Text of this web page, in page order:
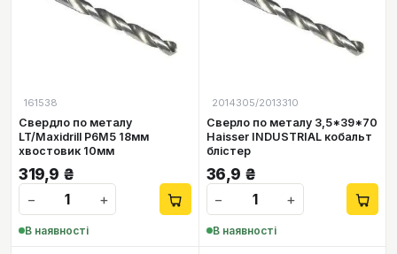
161538
Свердло по металу
LT/Maxidrill P6M5 18мм
хвостовик 10мм
319,9 ₴
−
+
В наявності
2014305/2013310
Сверло по металу 3,5*39*70
Haisser INDUSTRIAL кобальт
блістер
36,9 ₴
−
+
В наявності